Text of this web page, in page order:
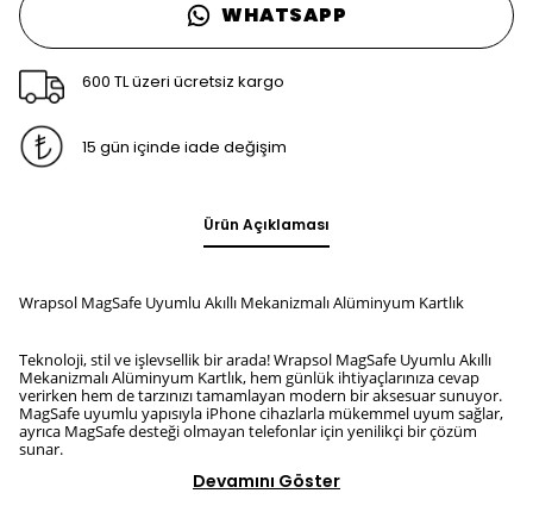
WHATSAPP
600 TL üzeri ücretsiz kargo
15 gün içinde iade değişim
Ürün Açıklaması
Wrapsol MagSafe Uyumlu Akıllı Mekanizmalı Alüminyum Kartlık
Teknoloji, stil ve işlevsellik bir arada! Wrapsol MagSafe Uyumlu Akıllı
Mekanizmalı Alüminyum Kartlık, hem günlük ihtiyaçlarınıza cevap
verirken hem de tarzınızı tamamlayan modern bir aksesuar sunuyor.
MagSafe uyumlu yapısıyla iPhone cihazlarla mükemmel uyum sağlar,
ayrıca MagSafe desteği olmayan telefonlar için yenilikçi bir çözüm
sunar.
Devamını Göster